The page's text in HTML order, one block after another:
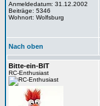
Anmeldedatum: 31.12.2002
Beiträge: 5346
Wohnort: Wolfsburg
Nach oben
Bitte-ein-BIT
RC-Enthusiast